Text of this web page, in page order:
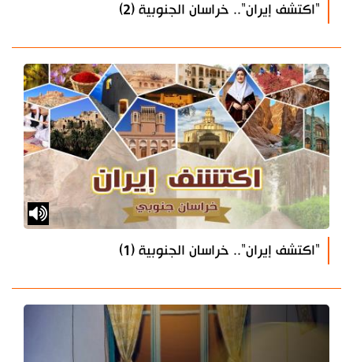
"اكتشف إيران".. خراسان الجنوبية (2)
"اكتشف إيران".. خراسان الجنوبية (1)